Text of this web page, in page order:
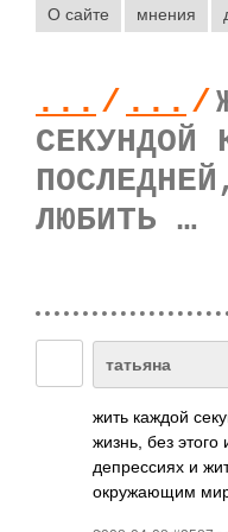
О сайте мнения
... / ... /
СЕКУНДОЙ
ЛЮБИТЬ …
татьяна
жить каждой
жизнь, без
депр­ессиях и
окру­жающим